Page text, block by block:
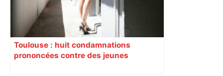
Toulouse : huit condamnations
prononcées contre des jeunes